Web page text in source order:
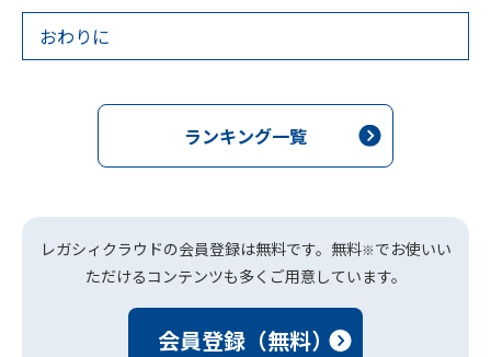
おわりに
ランキング一覧
レガシィクラウドの会員登録は無料です。無料※でお使いい
ただけるコンテンツも多くご用意しています。
会員登録（無料）